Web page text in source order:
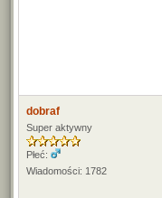
dobraf
Super aktywny
Płeć:
Wiadomości: 1782